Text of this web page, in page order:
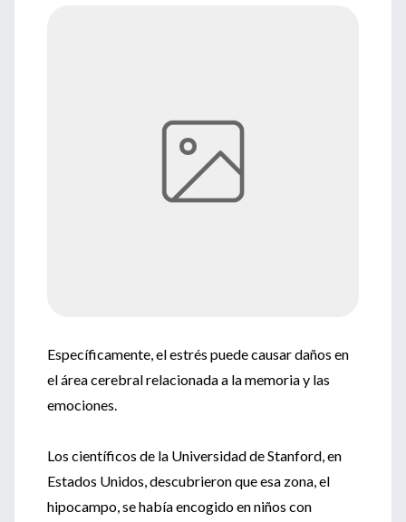
Específicamente, el estrés puede causar daños en
el área cerebral relacionada a la memoria y las
emociones.
Los científicos de la Universidad de Stanford, en
Estados Unidos, descubrieron que esa zona, el
hipocampo, se había encogido en niños con